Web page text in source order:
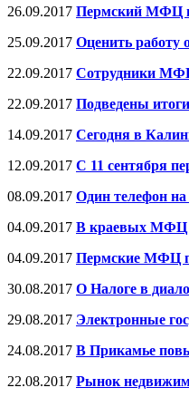
26.09.2017 Пермский МФЦ
25.09.2017 Оценить работу
22.09.2017 Сотрудники МФЦ
22.09.2017 Подведены
14.09.2017 Сегодня в
12.09.2017 С 11 сентября
08.09.2017 Один телефон
04.09.2017 В краевых МФЦ
04.09.2017 Пермские МФЦ
30.08.2017 О Налоге в
29.08.2017 Электронные
24.08.2017 В Прикамье
22.08.2017 Рынок